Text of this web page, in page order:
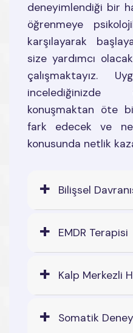
deneyimlendiği bir
öğrenmeye
karşılayarak
size yardımcı
çalışmaktayız.
incelediğinizde
konuşmaktan öte
fark edecek ve
konusunda netlik
Bilişsel
EMDR Terapisi
Kalp Merkezli
Somatik